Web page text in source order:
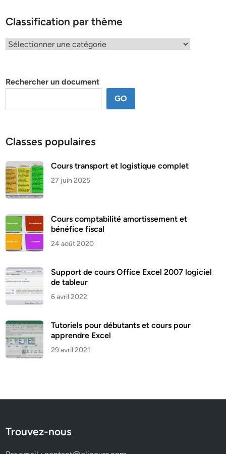
Classification par thème
Classification
Rechercher un document
GO
Classes populaires
Cours transport et logistique complet
27 juin 2025
Cours comptabilité amortissement et
bénéfice fiscal
24 août 2020
Support de cours Office Excel 2007 logiciel
de tableur
6 avril 2022
Tutoriels pour débutants et cours pour
apprendre Excel
29 avril 2021
Trouvez-nous